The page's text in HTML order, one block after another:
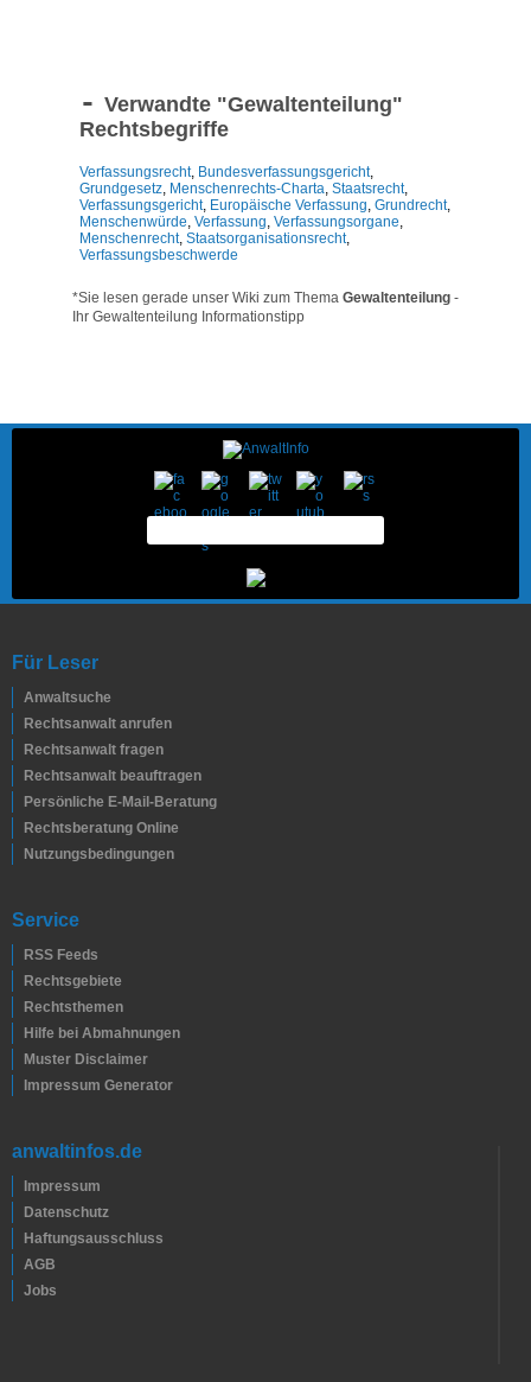
Verwandte "Gewaltenteilung"
Rechtsbegriffe
Verfassungsrecht, Bundesverfassungsgericht,
Grundgesetz, Menschenrechts-Charta, Staatsrecht,
Verfassungsgericht, Europäische Verfassung, Grundrecht,
Menschenwürde, Verfassung, Verfassungsorgane,
Menschenrecht, Staatsorganisationsrecht,
Verfassungsbeschwerde
*Sie lesen gerade unser Wiki zum Thema Gewaltenteilung -
Ihr Gewaltenteilung Informationstipp
Für Leser
Anwaltsuche
Rechtsanwalt anrufen
Rechtsanwalt fragen
Rechtsanwalt beauftragen
Persönliche E-Mail-Beratung
Rechtsberatung Online
Nutzungsbedingungen
Service
RSS Feeds
Rechtsgebiete
Rechtsthemen
Hilfe bei Abmahnungen
Muster Disclaimer
Impressum Generator
anwaltinfos.de
Impressum
Datenschutz
Haftungsausschluss
AGB
Jobs